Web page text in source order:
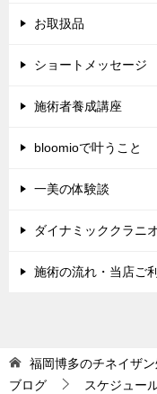
お取扱品
ショートメッセージ
施術者養成講座
bloomioで叶うこと
一美の体験談
ダイナミッククラニ
施術の流れ・当店ご
福岡博多のチネイザ
ブログ
スケジュー